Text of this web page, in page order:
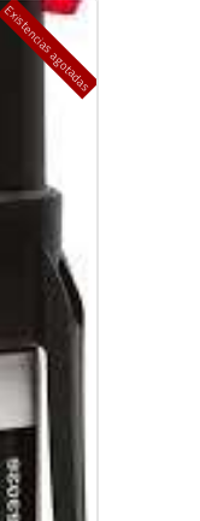
Existencias agotadas